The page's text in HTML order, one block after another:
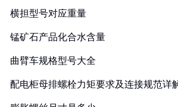
横担型号对应重量
锰矿石产品化合水含量
曲臂车规格型号大全
配电柜母排螺栓力矩要求及连接规范详